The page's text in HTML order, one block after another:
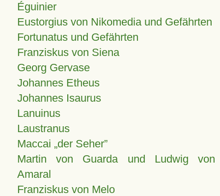
Éguinier
Eustorgius von Nikomedia und Gefährten
Fortunatus und Gefährten
Franziskus von Siena
Georg Gervase
Johannes Etheus
Johannes Isaurus
Lanuinus
Laustranus
Maccai „der Seher”
Martin von Guarda und Ludwig von
Amaral
Franziskus von Melo